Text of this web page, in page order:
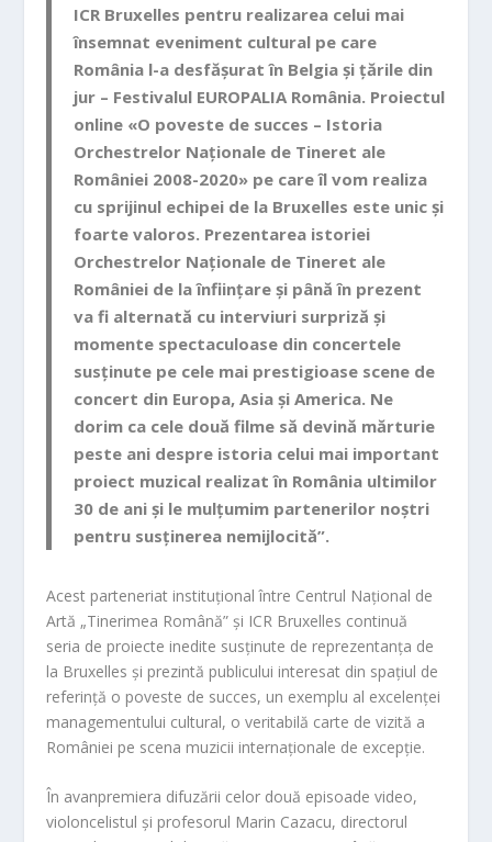
ICR Bruxelles pentru realizarea celui mai
însemnat eveniment cultural pe care
România l-a desfășurat în Belgia și țările din
jur – Festivalul EUROPALIA România. Proiectul
online «O poveste de succes – Istoria
Orchestrelor Naționale de Tineret ale
României 2008-2020» pe care îl vom realiza
cu sprijinul echipei de la Bruxelles este unic și
foarte valoros. Prezentarea istoriei
Orchestrelor Naționale de Tineret ale
României de la înființare și până în prezent
va fi alternată cu interviuri surpriză și
momente spectaculoase din concertele
susținute pe cele mai prestigioase scene de
concert din Europa, Asia și America. Ne
dorim ca cele două filme să devină mărturie
peste ani despre istoria celui mai important
proiect muzical realizat în România ultimilor
30 de ani și le mulțumim partenerilor noștri
pentru susținerea nemijlocită”.
Acest parteneriat instituțional între Centrul Național de
Artă „Tinerimea Română” și ICR Bruxelles continuă
seria de proiecte inedite susținute de reprezentanța de
la Bruxelles și prezintă publicului interesat din spațiul de
referință o poveste de succes, un exemplu al excelenței
managementului cultural, o veritabilă carte de vizită a
României pe scena muzicii internaționale de excepție.
În avanpremiera difuzării celor două episoade video,
violoncelistul și profesorul Marin Cazacu, directorul